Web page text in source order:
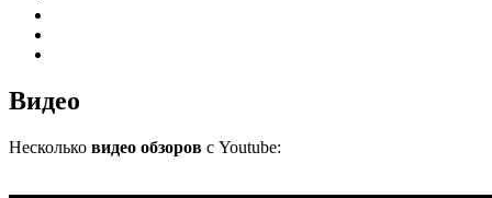
Видео
Несколько видео обзоров с Youtube: